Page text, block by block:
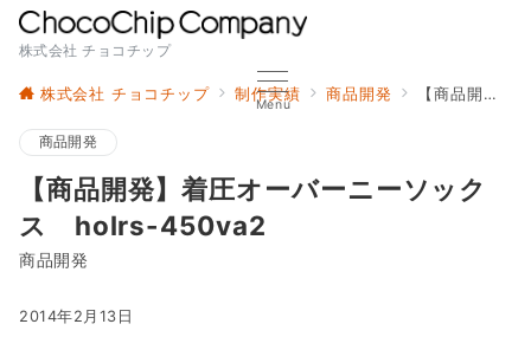
株式会社 チョコチップ
Menu
株式会社 チョコチップ 制作実績 商品開発 【商品開発】着圧オーバーニーソックス holrs-450va2
商品開発
【商品開発】着圧オーバーニーソック
ス holrs-450va2
商品開発
2014年2月13日